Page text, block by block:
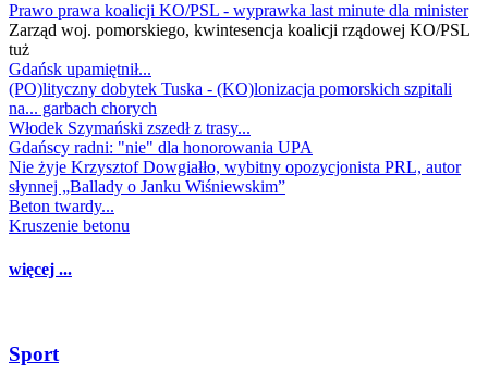
Prawo prawa koalicji KO/PSL - wyprawka last minute dla minister
Zarząd woj. pomorskiego, kwintesencja koalicji rządowej KO/PSL
tuż
Gdańsk upamiętnił...
(PO)lityczny dobytek Tuska - (KO)lonizacja pomorskich szpitali
na... garbach chorych
Włodek Szymański zszedł z trasy...
Gdańscy radni: "nie" dla honorowania UPA
Nie żyje Krzysztof Dowgiałło, wybitny opozycjonista PRL, autor
słynnej „Ballady o Janku Wiśniewskim”
Beton twardy...
Kruszenie betonu
więcej ...
Sport